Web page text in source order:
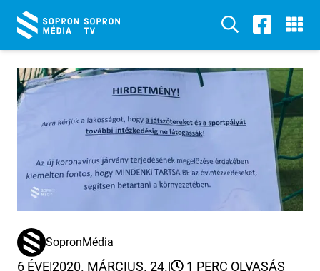
SopronMédia
6 ÉVE|2020. MÁRCIUS. 24.| 1 PERC OLVASÁS